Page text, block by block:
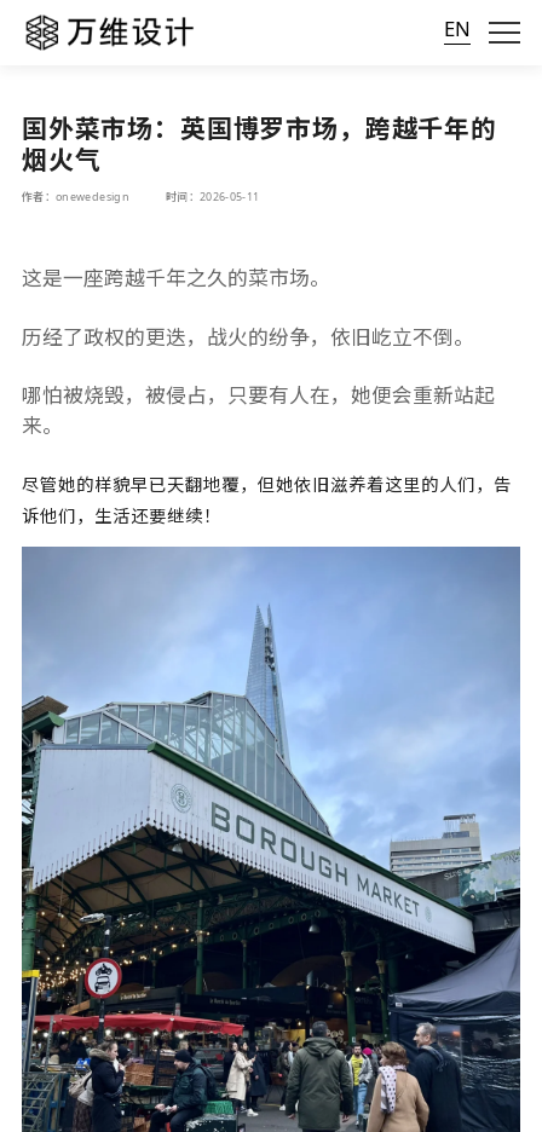
EN
国外菜市场：英国博罗市场，跨越千年的
烟火气
作者：onewedesign 时间：2026-05-11
这是一座跨越千年之久的菜市场。
历经了政权的更迭，战火的纷争，依旧屹立不倒。
哪怕被烧毁，被侵占，只要有人在，她便会重新站起
来。
尽管她的样貌早已天翻地覆，但她依旧滋养着这里的人们，告
诉他们，生活还要继续！